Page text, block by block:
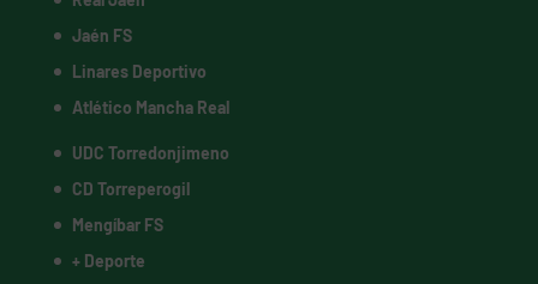
Jaén FS
Linares Deportivo
Atlético Mancha Real
UDC Torredonjimeno
CD Torreperogil
Mengíbar FS
+ Deporte